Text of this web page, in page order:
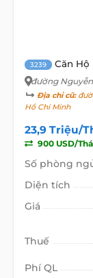
3239 Căn Hộ
đường
Địa chỉ cũ:
Hồ Chí Minh
23,9 Triệu/
900 USD/
Số phòng
Diện tích
Giá
Thuế
Phí QL